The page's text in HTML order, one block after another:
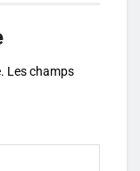
Les champs